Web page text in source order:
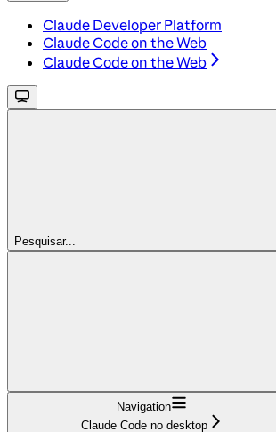
Claude Developer Platform
Claude Code on the Web
Claude Code on the Web
Pesquisar...
Navigation
Claude Code no desktop